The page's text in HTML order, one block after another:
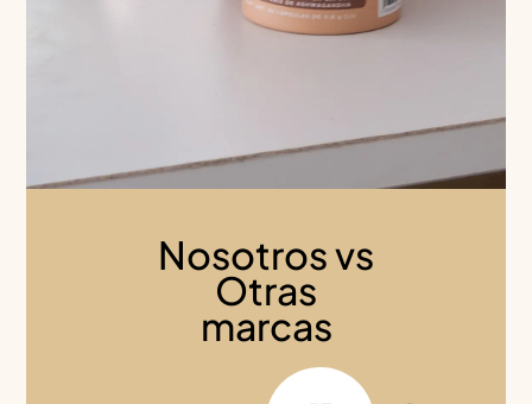
Nosotros vs
Otras
marcas